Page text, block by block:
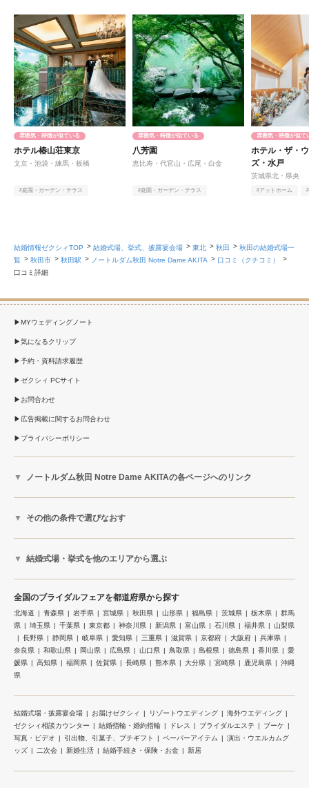
雰囲気・特徴が似ている
ホテル椿山荘東京
文京・池袋・練馬・板橋
#庭園・ガーデン・テラス
雰囲気・特徴が似ている
八芳園
恵比寿・代官山・広尾・白金
#庭園・ガーデン・テラス
雰囲気・特徴が似て
ホテル・ザ・
ズ・水戸
茨城県北・県央
#アットホーム
結婚情報ゼクシィTOP 結婚式場、挙式、披露宴会場 東北 秋田
秋田の結婚式場一
覧
秋田市 秋田駅 ノートルダム秋田 Notre Dame AKITA
口コミ（クチコミ）
口コミ詳細
MYウェディングノート
気になるクリップ
予約・資料請求履歴
ゼクシィ PCサイト
お問合わせ
広告掲載に関するお問合わせ
プライバシーポリシー
ノートルダム秋田 Notre Dame AKITAの各ページへのリンク
その他の条件で選びなおす
結婚式場・挙式を他のエリアから選ぶ
全国のブライダルフェアを都道府県から探す
北海道 青森県 岩手県 宮城県 秋田県 山形県 福島県 茨城県 栃木県
群馬
県
埼玉県 千葉県 東京都 神奈川県 新潟県 富山県 石川県 福井県
山梨県
長野県
静岡県 岐阜県 愛知県 三重県 滋賀県 京都府 大阪府
兵庫県
奈良県
和歌山県 岡山県 広島県 山口県 鳥取県 島根県 徳島県 香川県
愛
媛県
高知県 福岡県 佐賀県 長崎県 熊本県 大分県 宮崎県 鹿児島県
沖縄
県
結婚式場・披露宴会場 お届けゼクシィ リゾートウエディング
海外ウエディング
ゼクシィ相談カウンター
結婚指輪・婚約指輪 ドレス ブライダルエステ
ブーケ
写真・ビデオ
引出物、引菓子、プチギフト ペーパーアイテム
演出・ウエルカムグ
ッズ
二次会 新婚生活 結婚手続き・保険・お金 新居